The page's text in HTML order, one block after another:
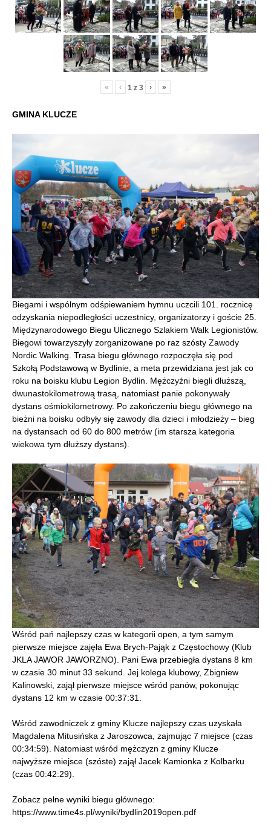
« ‹ 1 z 3 › »
GMINA KLUCZE
Biegami i wspólnym odśpiewaniem hymnu uczcili 101. rocznicę
odzyskania niepodległości uczestnicy, organizatorzy i goście 25.
Międzynarodowego Biegu Ulicznego Szlakiem Walk Legionistów.
Biegowi towarzyszyły zorganizowane po raz szósty Zawody
Nordic Walking. Trasa biegu głównego rozpoczęła się pod
Szkołą Podstawową w Bydlinie, a meta przewidziana jest jak co
roku na boisku klubu Legion Bydlin. Mężczyźni biegli dłuższą,
dwunastokilometrową trasą, natomiast panie pokonywały
dystans ośmiokilometrowy. Po zakończeniu biegu głównego na
bieżni na boisku odbyły się zawody dla dzieci i młodzieży – bieg
na dystansach od 60 do 800 metrów (im starsza kategoria
wiekowa tym dłuższy dystans).
Wśród pań najlepszy czas w kategorii open, a tym samym
pierwsze miejsce zajęła Ewa Brych-Pająk z Częstochowy (Klub
JKLA JAWOR JAWORZNO). Pani Ewa przebiegła dystans 8 km
w czasie 30 minut 33 sekund. Jej kolega klubowy, Zbigniew
Kalinowski, zajął pierwsze miejsce wśród panów, pokonując
dystans 12 km w czasie 00:37:31.
Wśród zawodniczek z gminy Klucze najlepszy czas uzyskała
Magdalena Mitusińska z Jaroszowca, zajmując 7 miejsce (czas
00:34:59). Natomiast wśród mężczyzn z gminy Klucze
najwyższe miejsce (szóste) zajął Jacek Kamionka z Kolbarku
(czas 00:42:29).
Zobacz pełne wyniki biegu głównego:
https://www.time4s.pl/wyniki/bydlin2019open.pdf